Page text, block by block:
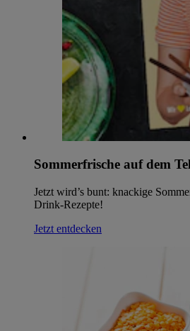
Sommerfrische auf dem
Jetzt wird’s bunt: knackige
Drink-Rezepte!
Jetzt entdecken